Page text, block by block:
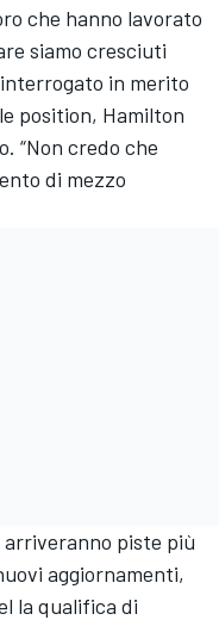
che hanno lavorato
siamo cresciuti
in merito
position, Hamilton
“Non credo che
di mezzo
arriveranno piste più
aggiornamenti,
la qualifica di